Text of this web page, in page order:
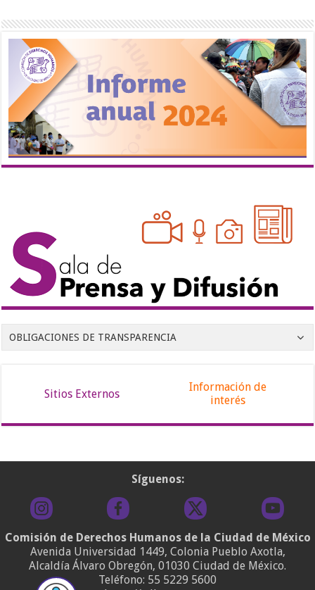
OBLIGACIONES DE TRANSPARENCIA
Sitios Externos
Información de
interés
Síguenos:
Comisión de Derechos Humanos de la Ciudad de México
Avenida Universidad 1449, Colonia Pueblo Axotla,
Alcaldía Álvaro Obregón, 01030 Ciudad de México.
Teléfono: 55 5229 5600